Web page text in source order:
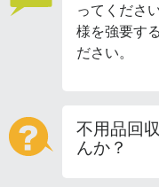
ってくださ
様を強要す
ださい。
不用品回
んか？